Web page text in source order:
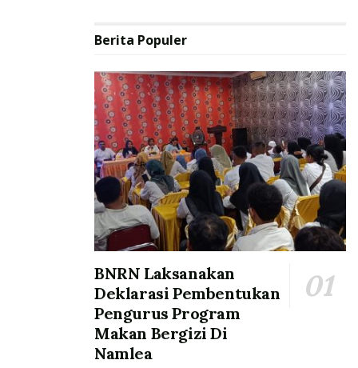
Berita Populer
BNRN Laksanakan
Deklarasi Pembentukan
Pengurus Program
Makan Bergizi Di
Namlea